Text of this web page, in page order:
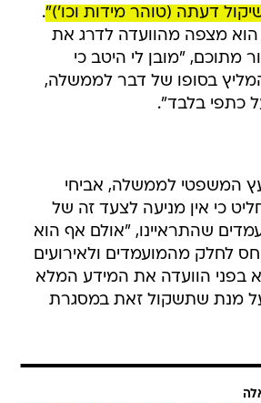
דעתה (טוהר מידות וכו')".
הוא מצפה מהוועדה לדרג את
מתוכם, "מובן לי היטב כי
בסופו של דבר לממשלה,
כתפי בלבד".
המשפטי לממשלה, אביחי
כי אין מניעה לצעד זה של
שהתראיינו, "אולם אף הוא
לחלק מהמועמדים ולאירועים
בפני הוועדה את המידע המלא
מנת שתשקול זאת במסגרת